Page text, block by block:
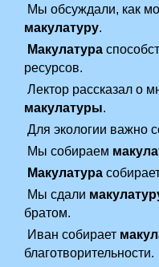
Мы обсуждали, как
макулатуру.
Макулатура
ресурсов.
Лектор рассказал о
макулатуры.
Для экологии важно
Мы собираем
Макулатура
Мы сдали
братом.
Иван собирает
благотворительности.